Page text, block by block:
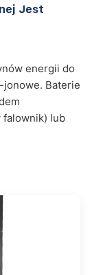
Jest
energii do
Baterie
falownik) lub